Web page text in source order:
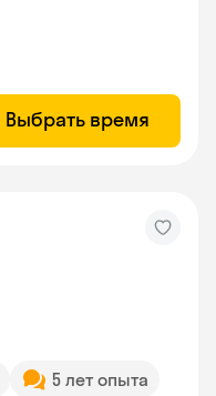
Выбрать время
5 лет опыта